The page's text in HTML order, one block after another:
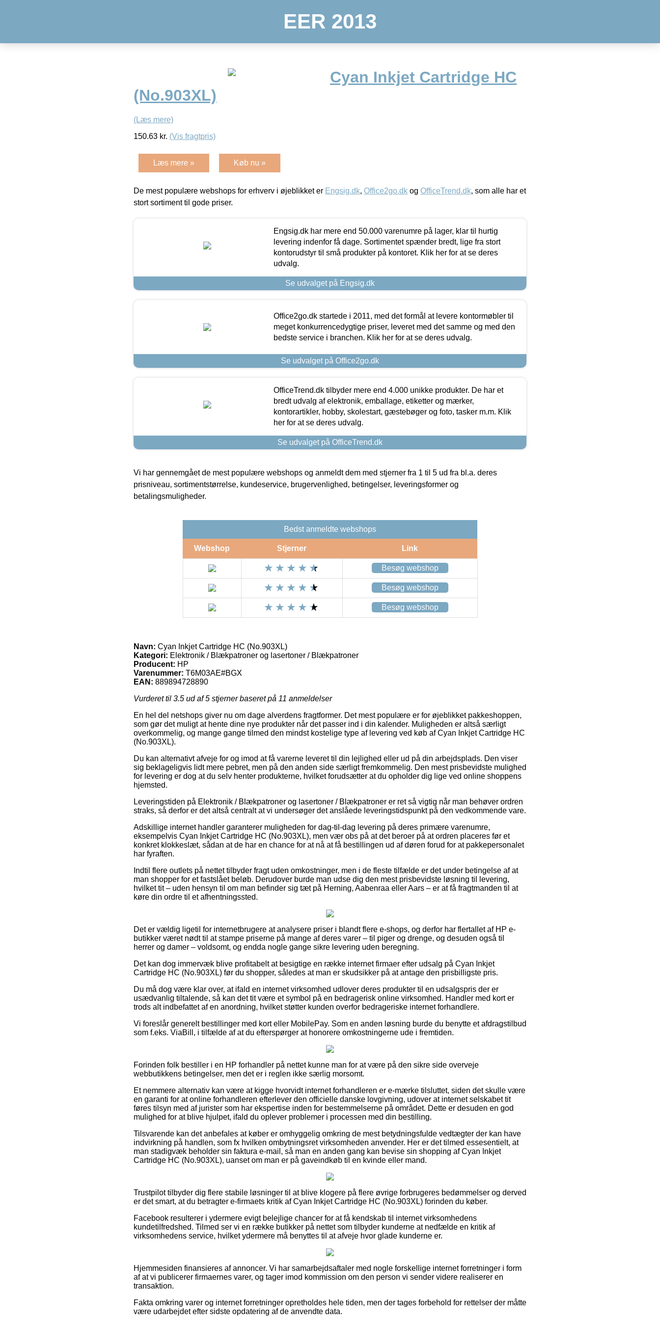
EER 2013
Cyan Inkjet Cartridge HC
(No.903XL)
(Læs mere)
150.63 kr. (Vis fragtpris)
Læs mere » Køb nu »
De mest populære webshops for erhverv i øjeblikket er Engsig.dk, Office2go.dk og OfficeTrend.dk, som alle har et
stort sortiment til gode priser.
Engsig.dk har mere end 50.000 varenumre på lager, klar til hurtig
levering indenfor få dage. Sortimentet spænder bredt, lige fra stort
kontorudstyr til små produkter på kontoret. Klik her for at se deres
udvalg.
Se udvalget på Engsig.dk
Office2go.dk startede i 2011, med det formål at levere kontormøbler til
meget konkurrencedygtige priser, leveret med det samme og med den
bedste service i branchen. Klik her for at se deres udvalg.
Se udvalget på Office2go.dk
OfficeTrend.dk tilbyder mere end 4.000 unikke produkter. De har et
bredt udvalg af elektronik, emballage, etiketter og mærker,
kontorartikler, hobby, skolestart, gæstebøger og foto, tasker m.m. Klik
her for at se deres udvalg.
Se udvalget på OfficeTrend.dk
Vi har gennemgået de mest populære webshops og anmeldt dem med stjerner fra 1 til 5 ud fra bl.a. deres
prisniveau, sortimentstørrelse, kundeservice, brugervenlighed, betingelser, leveringsformer og
betalingsmuligheder.
Bedst anmeldte webshops
Webshop Stjerner Link
Besøg webshop
Besøg webshop
Besøg webshop
Navn: Cyan Inkjet Cartridge HC (No.903XL)
Kategori: Elektronik / Blækpatroner og lasertoner / Blækpatroner
Producent: HP
Varenummer: T6M03AE#BGX
EAN: 889894728890
Vurderet til 3.5 ud af 5 stjerner baseret på 11 anmeldelser
En hel del netshops giver nu om dage alverdens fragtformer. Det mest populære er for øjeblikket pakkeshoppen,
som gør det muligt at hente dine nye produkter når det passer ind i din kalender. Muligheden er altså særligt
overkommelig, og mange gange tilmed den mindst kostelige type af levering ved køb af Cyan Inkjet Cartridge HC
(No.903XL).
Du kan alternativt afveje for og imod at få varerne leveret til din lejlighed eller ud på din arbejdsplads. Den viser
sig beklageligvis lidt mere pebret, men på den anden side særligt fremkommelig. Den mest prisbevidste mulighed
for levering er dog at du selv henter produkterne, hvilket forudsætter at du opholder dig lige ved online shoppens
hjemsted.
Leveringstiden på Elektronik / Blækpatroner og lasertoner / Blækpatroner er ret så vigtig når man behøver ordren
straks, så derfor er det altså centralt at vi undersøger det anslåede leveringstidspunkt på den vedkommende vare.
Adskillige internet handler garanterer muligheden for dag-til-dag levering på deres primære varenumre,
eksempelvis Cyan Inkjet Cartridge HC (No.903XL), men vær obs på at det beroer på at ordren placeres før et
konkret klokkeslæt, sådan at de har en chance for at nå at få bestillingen ud af døren forud for at pakkepersonalet
har fyraften.
Indtil flere outlets på nettet tilbyder fragt uden omkostninger, men i de fleste tilfælde er det under betingelse af at
man shopper for et fastslået beløb. Derudover burde man udse dig den mest prisbevidste løsning til levering,
hvilket tit – uden hensyn til om man befinder sig tæt på Herning, Aabenraa eller Aars – er at få fragtmanden til at
køre din ordre til et afhentningssted.
Det er vældig ligetil for internetbrugere at analysere priser i blandt flere e-shops, og derfor har flertallet af HP e-
butikker været nødt til at stampe priserne på mange af deres varer – til piger og drenge, og desuden også til
herrer og damer – voldsomt, og endda nogle gange sikre levering uden beregning.
Det kan dog immervæk blive profitabelt at besigtige en række internet firmaer efter udsalg på Cyan Inkjet
Cartridge HC (No.903XL) før du shopper, således at man er skudsikker på at antage den prisbilligste pris.
Du må dog være klar over, at ifald en internet virksomhed udlover deres produkter til en udsalgspris der er
usædvanlig tiltalende, så kan det tit være et symbol på en bedragerisk online virksomhed. Handler med kort er
trods alt indbefattet af en anordning, hvilket støtter kunden overfor bedrageriske internet forhandlere.
Vi foreslår generelt bestillinger med kort eller MobilePay. Som en anden løsning burde du benytte et afdragstilbud
som f.eks. ViaBill, i tilfælde af at du efterspørger at honorere omkostningerne ude i fremtiden.
Forinden folk bestiller i en HP forhandler på nettet kunne man for at være på den sikre side overveje
webbutikkens betingelser, men det er i reglen ikke særlig morsomt.
Et nemmere alternativ kan være at kigge hvorvidt internet forhandleren er e-mærke tilsluttet, siden det skulle være
en garanti for at online forhandleren efterlever den officielle danske lovgivning, udover at internet selskabet tit
føres tilsyn med af jurister som har ekspertise inden for bestemmelserne på området. Dette er desuden en god
mulighed for at blive hjulpet, ifald du oplever problemer i processen med din bestilling.
Tilsvarende kan det anbefales at køber er omhyggelig omkring de mest betydningsfulde vedtægter der kan have
indvirkning på handlen, som fx hvilken ombytningsret virksomheden anvender. Her er det tilmed essesentielt, at
man stadigvæk beholder sin faktura e-mail, så man en anden gang kan bevise sin shopping af Cyan Inkjet
Cartridge HC (No.903XL), uanset om man er på gaveindkøb til en kvinde eller mand.
Trustpilot tilbyder dig flere stabile løsninger til at blive klogere på flere øvrige forbrugeres bedømmelser og derved
er det smart, at du betragter e-firmaets kritik af Cyan Inkjet Cartridge HC (No.903XL) forinden du køber.
Facebook resulterer i ydermere evigt belejlige chancer for at få kendskab til internet virksomhedens
kundetilfredshed. Tilmed ser vi en række butikker på nettet som tilbyder kunderne at nedfælde en kritik af
virksomhedens service, hvilket ydermere må benyttes til at afveje hvor glade kunderne er.
Hjemmesiden finansieres af annoncer. Vi har samarbejdsaftaler med nogle forskellige internet forretninger i form
af at vi publicerer firmaernes varer, og tager imod kommission om den person vi sender videre realiserer en
transaktion.
Fakta omkring varer og internet forretninger opretholdes hele tiden, men der tages forbehold for rettelser der måtte
være udarbejdet efter sidste opdatering af de anvendte data.